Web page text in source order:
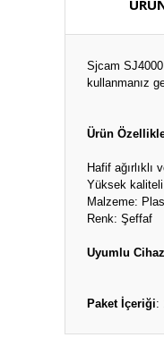
Sjcam SJ4000
kullanmanız
Ürün
Hafif ağırlıklı
Yüksek kaliteli
Malzeme:
Renk: Şeffaf
Uyumlu
Paket İçeriği: